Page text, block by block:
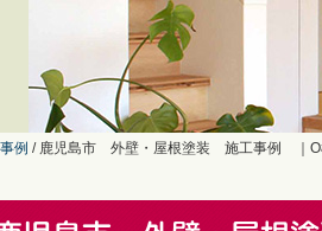
例 / 鹿児島市 外壁・屋根塗装 施工事例 ｜O